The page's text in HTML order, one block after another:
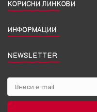
КОРИСНИ ЛИНКОВИ
ИНФОРМАЦИИ
NEWSLETTER